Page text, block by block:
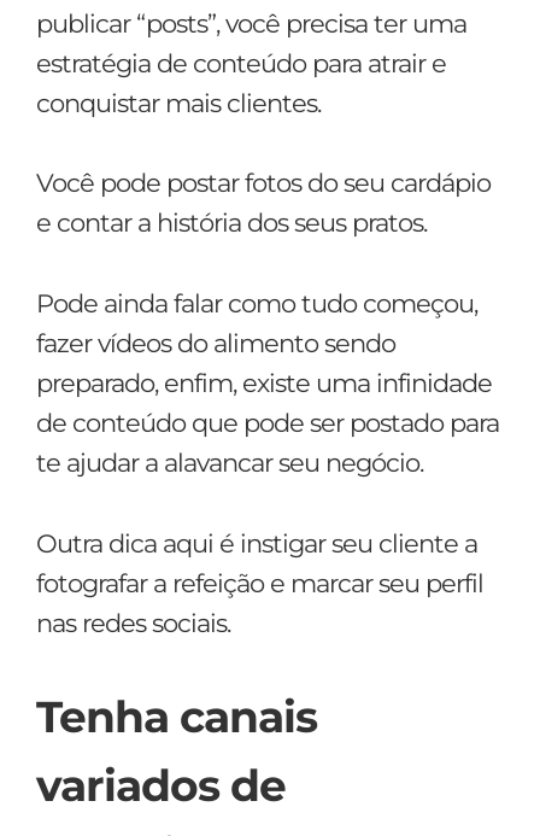
publicar “posts”, você precisa ter uma
estratégia de conteúdo para atrair e
conquistar mais clientes.
Você pode postar fotos do seu cardápio
e contar a história dos seus pratos.
Pode ainda falar como tudo começou,
fazer vídeos do alimento sendo
preparado, enfim, existe uma infinidade
de conteúdo que pode ser postado para
te ajudar a alavancar seu negócio.
Outra dica aqui é instigar seu cliente a
fotografar a refeição e marcar seu perfil
nas redes sociais.
Tenha canais
variados de